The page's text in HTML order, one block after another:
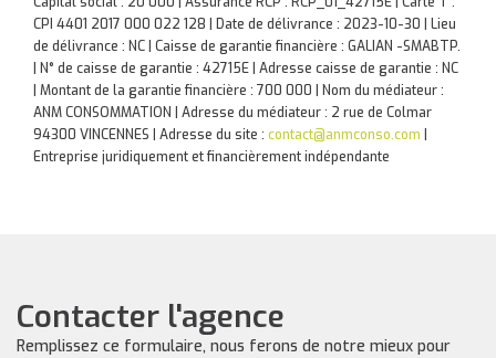
CPI 4401 2017 000 022 128 | Date de délivrance : 2023-10-30 | Lieu
de délivrance : NC | Caisse de garantie financière : GALIAN -SMABTP.
| N° de caisse de garantie : 42715E | Adresse caisse de garantie : NC
| Montant de la garantie financière : 700 000 | Nom du médiateur :
ANM CONSOMMATION | Adresse du médiateur : 2 rue de Colmar
94300 VINCENNES | Adresse du site : contact@anmconso.com
Entreprise juridiquement et financièrement indépendante
Contacter l'agence
Remplissez ce formulaire, nous ferons de notre mieux pour